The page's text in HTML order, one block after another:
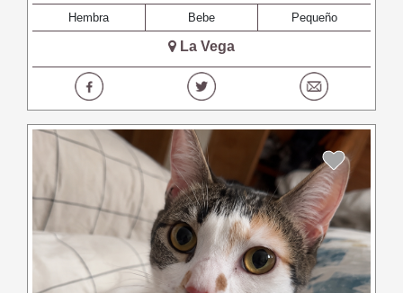
Hembra Bebe Pequeño
La Vega